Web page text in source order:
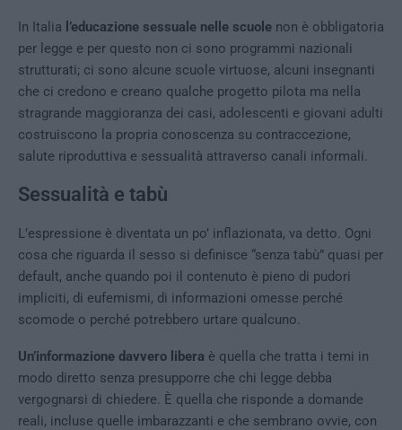
In Italia l’educazione sessuale nelle scuole non è obbligatoria
per legge e per questo non ci sono programmi nazionali
strutturati; ci sono alcune scuole virtuose, alcuni insegnanti
che ci credono e creano qualche progetto pilota ma nella
stragrande maggioranza dei casi, adolescenti e giovani adulti
costruiscono la propria conoscenza su contraccezione,
salute riproduttiva e sessualità attraverso canali informali.
Sessualità e tabù
L’espressione è diventata un po’ inflazionata, va detto. Ogni
cosa che riguarda il sesso si definisce “senza tabù” quasi per
default, anche quando poi il contenuto è pieno di pudori
impliciti, di eufemismi, di informazioni omesse perché
scomode o perché potrebbero urtare qualcuno.
Un’informazione davvero libera è quella che tratta i temi in
modo diretto senza presupporre che chi legge debba
vergognarsi di chiedere. È quella che risponde a domande
reali, incluse quelle imbarazzanti e che sembrano ovvie, con